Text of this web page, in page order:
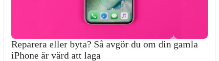
Reparera eller byta? Så avgör du om din gamla
iPhone är värd att laga